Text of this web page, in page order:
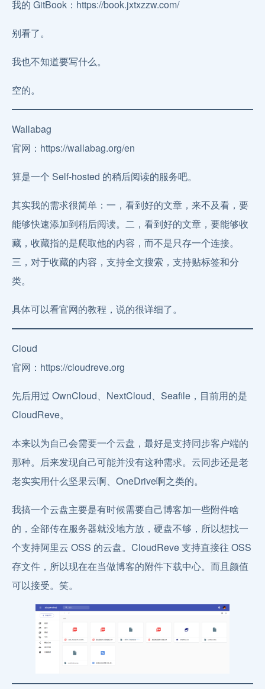
我的 GitBook：https://book.jxtxzzw.com/
别看了。
我也不知道要写什么。
空的。
Wallabag
官网：https://wallabag.org/en
算是一个 Self-hosted 的稍后阅读的服务吧。
其实我的需求很简单：一，看到好的文章，来不及看，要
能够快速添加到稍后阅读。二，看到好的文章，要能够收
藏，收藏指的是爬取他的内容，而不是只存一个连接。
三，对于收藏的内容，支持全文搜索，支持贴标签和分
类。
具体可以看官网的教程，说的很详细了。
Cloud
官网：https://cloudreve.org
先后用过 OwnCloud、NextCloud、Seafile，目前用的是
CloudReve。
本来以为自己会需要一个云盘，最好是支持同步客户端的
那种。后来发现自己可能并没有这种需求。云同步还是老
老实实用什么坚果云啊、OneDrive啊之类的。
我搞一个云盘主要是有时候需要自己博客加一些附件啥
的，全部传在服务器就没地方放，硬盘不够，所以想找一
个支持阿里云 OSS 的云盘。CloudReve 支持直接往 OSS
存文件，所以现在在当做博客的附件下载中心。而且颜值
可以接受。笑。